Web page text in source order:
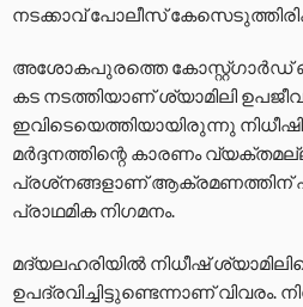
നടക്കാവ് പോലീസ്
അശോകപുരത്തെ കോസ്റ്റ്ഗാർഡ്
കട നടത്തിയാണ് ശ്യാമിലി
ഇവിടെയെത്തിയായിരുന്നു
മർദ്ദനത്തിന്റെ കാരണം
പ്രശ്‌നങ്ങളാണ് ആക്രമണത്തിന്
പ്രാഥമിക നിഗമനം.
മദ്യലഹരിയിൽ നിധീഷ്
ഉപദ്രവിച്ചിട്ടുണ്ടെന്നാണ് വിവരം.